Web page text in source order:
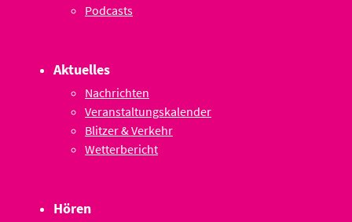
Podcasts
Aktuelles
Nachrichten
Veranstaltungskalender
Blitzer & Verkehr
Wetterbericht
Hören